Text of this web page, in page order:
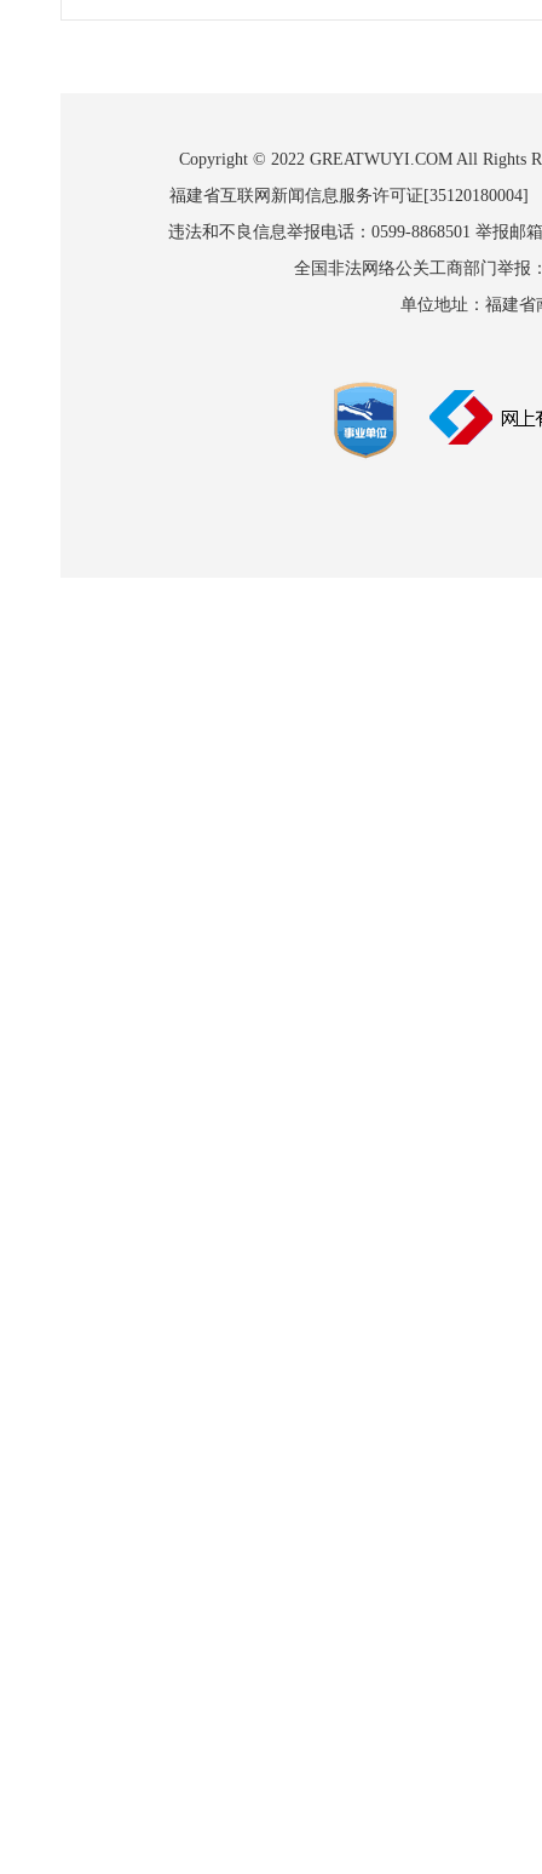
Copyright © 2022 GREATWUYI.COM All Rights
福建省互联网新闻信息服务许可证
违法和不良信息举报电话：0599-8868501 举报邮
全国非法网络公关工商部门举报
单位地址：福建省